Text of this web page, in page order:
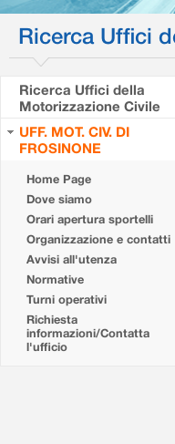
Ricerca Uffici
Ricerca Uffici della
Motorizzazione Civile
UFF. MOT. CIV. DI
FROSINONE
Home Page
Dove siamo
Orari apertura sportelli
Organizzazione e contatti
Avvisi all'utenza
Normative
Turni operativi
Richiesta
informazioni/Contatta
l'ufficio